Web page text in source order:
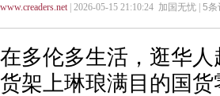
www.creaders.net| 2026-05-15 21:10:24 加国无忧 | 5条
在多伦多生活，逛华人
货架上琳琅满目的国